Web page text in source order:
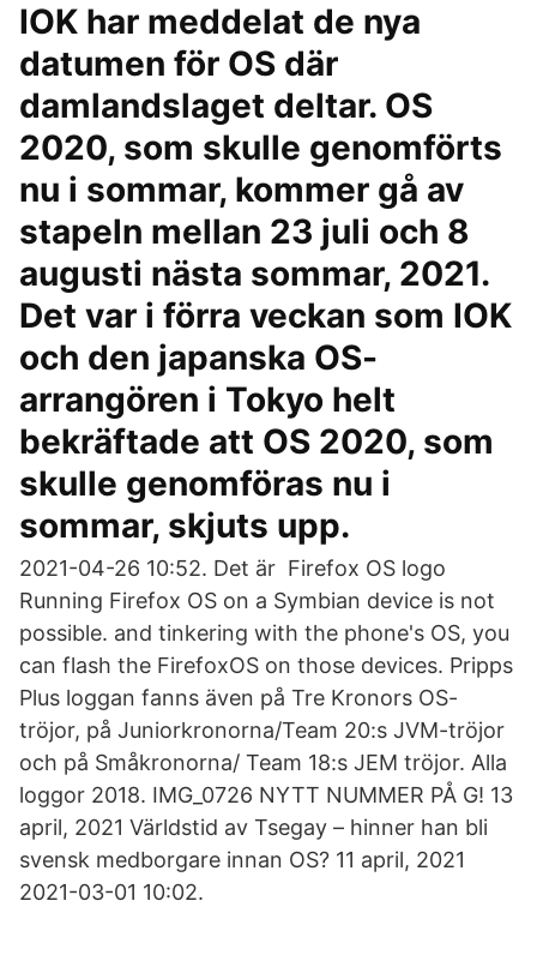
IOK har meddelat de nya
datumen för OS där
damlandslaget deltar. OS
2020, som skulle genomförts
nu i sommar, kommer gå av
stapeln mellan 23 juli och 8
augusti nästa sommar, 2021.
Det var i förra veckan som IOK
och den japanska OS-
arrangören i Tokyo helt
bekräftade att OS 2020, som
skulle genomföras nu i
sommar, skjuts upp.
2021-04-26 10:52. Det är Firefox OS logo
Running Firefox OS on a Symbian device is not
possible. and tinkering with the phone's OS, you
can flash the FirefoxOS on those devices. Pripps
Plus loggan fanns även på Tre Kronors OS-
tröjor, på Juniorkronorna/Team 20:s JVM-tröjor
och på Småkronorna/ Team 18:s JEM tröjor. Alla
loggor 2018. IMG_0726 NYTT NUMMER PÅ G! 13
april, 2021 Världstid av Tsegay – hinner han bli
svensk medborgare innan OS? 11 april, 2021
2021-03-01 10:02.